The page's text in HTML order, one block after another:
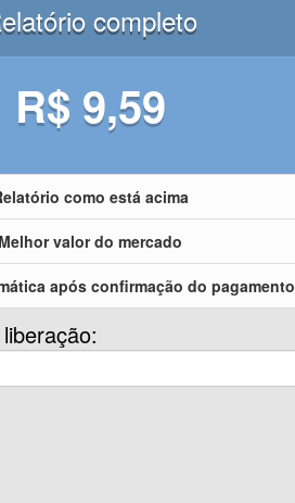
completo
R$ 9,59
como está acima
Melhor valor do mercado
após confirmação do pagamento